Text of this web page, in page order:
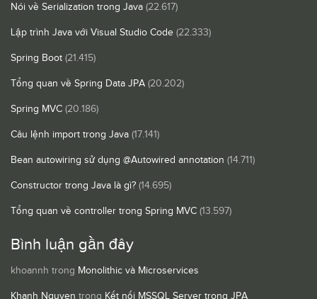
Nói về Serialization trong Java (22.617)
Lập trình Java với Visual Studio Code (22.333)
Spring Boot (21.415)
Tổng quan về Spring Data JPA (20.202)
Spring MVC (20.186)
Câu lệnh import trong Java (17.141)
Bean autowiring sử dụng @Autowired annotation (14.711)
Constructor trong Java là gì? (14.695)
Tổng quan về controller trong Spring MVC (13.597)
Bình luận gần đây
khoannh trong Monolithic và Microservices
Khanh Nguyen trong Kết nối MSSQL Server trong JPA